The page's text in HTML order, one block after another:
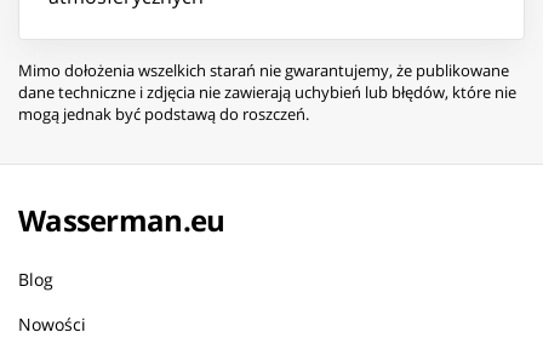
Mimo dołożenia wszelkich starań nie gwarantujemy, że publikowane
dane techniczne i zdjęcia nie zawierają uchybień lub błędów, które nie
mogą jednak być podstawą do roszczeń.
Wasserman.eu
Blog
Nowości